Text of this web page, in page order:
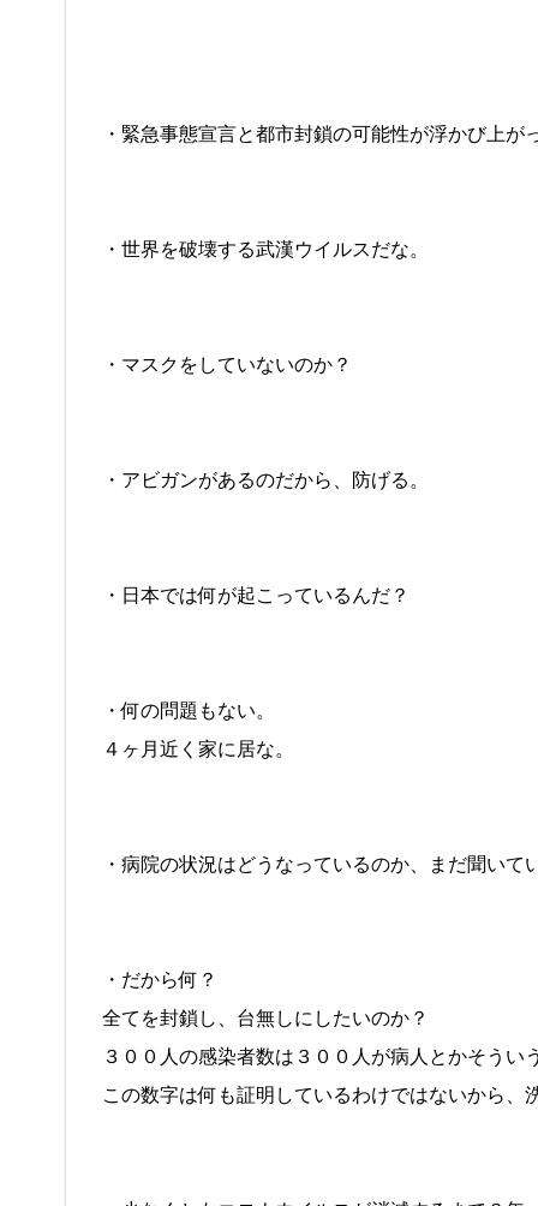
・緊急事態宣言と都市封鎖の可能性が浮かび上が
・世界を破壊する武漢ウイルスだな。
・マスクをしていないのか？
・アビガンがあるのだから、防げる。
・日本では何が起こっているんだ？
・何の問題もない。
４ヶ月近く家に居な。
・病院の状況はどうなっているのか、まだ聞いて
・だから何？
全てを封鎖し、台無しにしたいのか？
３００人の感染者数は３００人が病人とかそうい
この数字は何も証明しているわけではないから、